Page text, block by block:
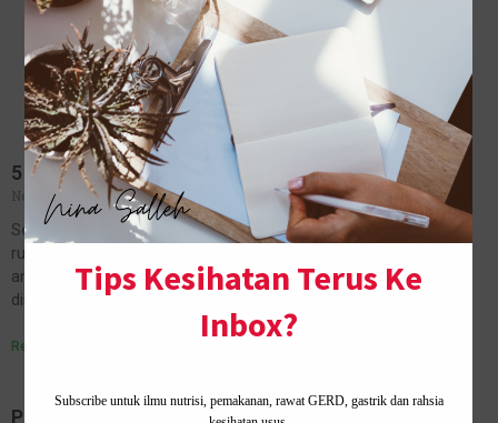
5 Cara untuk Cegah Demam Denggi
November 16, 2021
1 Comment
Sebenarnya, cara berkesan untuk cegah demam denggi ada pada
rumah kita sendiri. Sejak saya berkerja di hospital, denggi ialah
antara penyakit yang membimbangkan di negara kita. Demam ini
disebabkan oleh virus…
Read More »
PROMOSI YOUTH SKINCARE SHAKLEE